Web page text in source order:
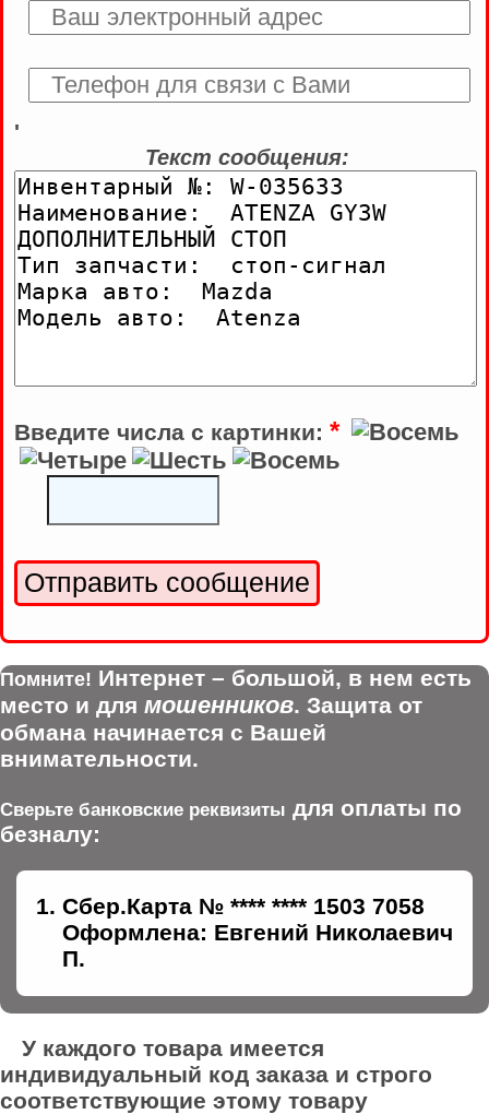
'
Текст сообщения:
Введите числа с картинки: *
Помните! Интернет – большой, в нем есть
место и для мошенников. Защита от
обмана начинается с Вашей
внимательности.
Сверьте банковские реквизиты для оплаты по
безналу:
Сбер.Карта № **** **** 1503 7058
Оформлена: Евгений Николаевич
П.
У каждого товара имеется
индивидуальный код заказа и строго
соответствующие этому товару